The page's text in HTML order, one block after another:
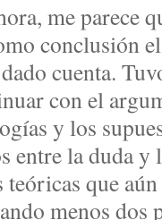
me parece
conclusión
cuenta.
con el
y los
entre la duda
que
menos